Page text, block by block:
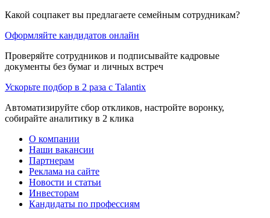
Какой соцпакет вы предлагаете семейным сотрудникам?
Оформляйте кандидатов онлайн
Проверяйте сотрудников и подписывайте кадровые
документы без бумаг и личных встреч
Ускорьте подбор в 2 раза с Talantix
Автоматизируйте сбор откликов, настройте воронку,
собирайте аналитику в 2 клика
О компании
Наши вакансии
Партнерам
Реклама на сайте
Новости и статьи
Инвесторам
Кандидаты по профессиям